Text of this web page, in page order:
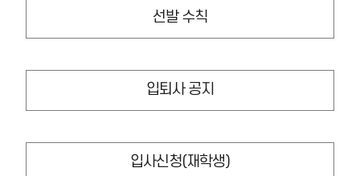
선발 수칙
입퇴사 공지
입사신청(재학생)